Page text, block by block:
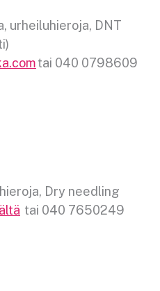
urheiluhieroja, DNT
tai 040 0798609
Dry needling
tai 040 7650249